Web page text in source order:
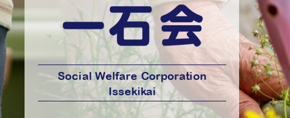
Social Welfare Corporation
Issekikai